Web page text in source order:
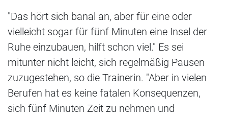
"Das hört sich banal an, aber für eine oder
vielleicht sogar für fünf Minuten eine Insel der
Ruhe einzubauen, hilft schon viel." Es sei
mitunter nicht leicht, sich regelmäßig Pausen
zuzugestehen, so die Trainerin. "Aber in vielen
Berufen hat es keine fatalen Konsequenzen,
sich fünf Minuten Zeit zu nehmen und